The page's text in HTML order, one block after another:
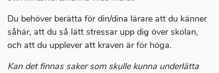
Du behöver berätta för din/dina lärare att du känner
såhär, att du så lätt stressar upp dig över skolan,
och att du upplever att kraven är för höga.
Kan det finnas saker som skulle kunna underlätta